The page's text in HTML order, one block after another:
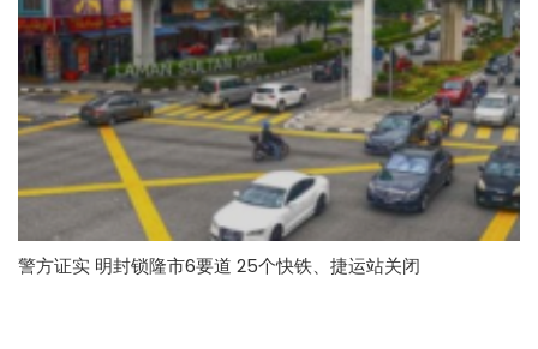
警方证实 明封锁隆市6要道 25个快铁、捷运站关闭